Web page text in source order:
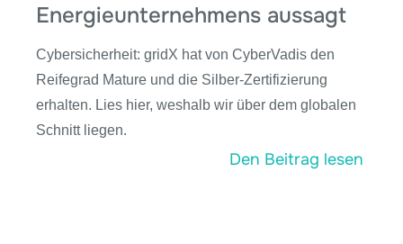
Energieunternehmens aussagt
Cybersicherheit: gridX hat von CyberVadis den
Reifegrad Mature und die Silber-Zertifizierung
erhalten. Lies hier, weshalb wir über dem globalen
Schnitt liegen.
Den Beitrag lesen